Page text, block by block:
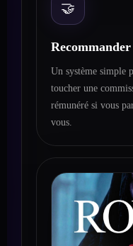
🤝
Un système simple
toucher une
rémunéré si vous
vous.